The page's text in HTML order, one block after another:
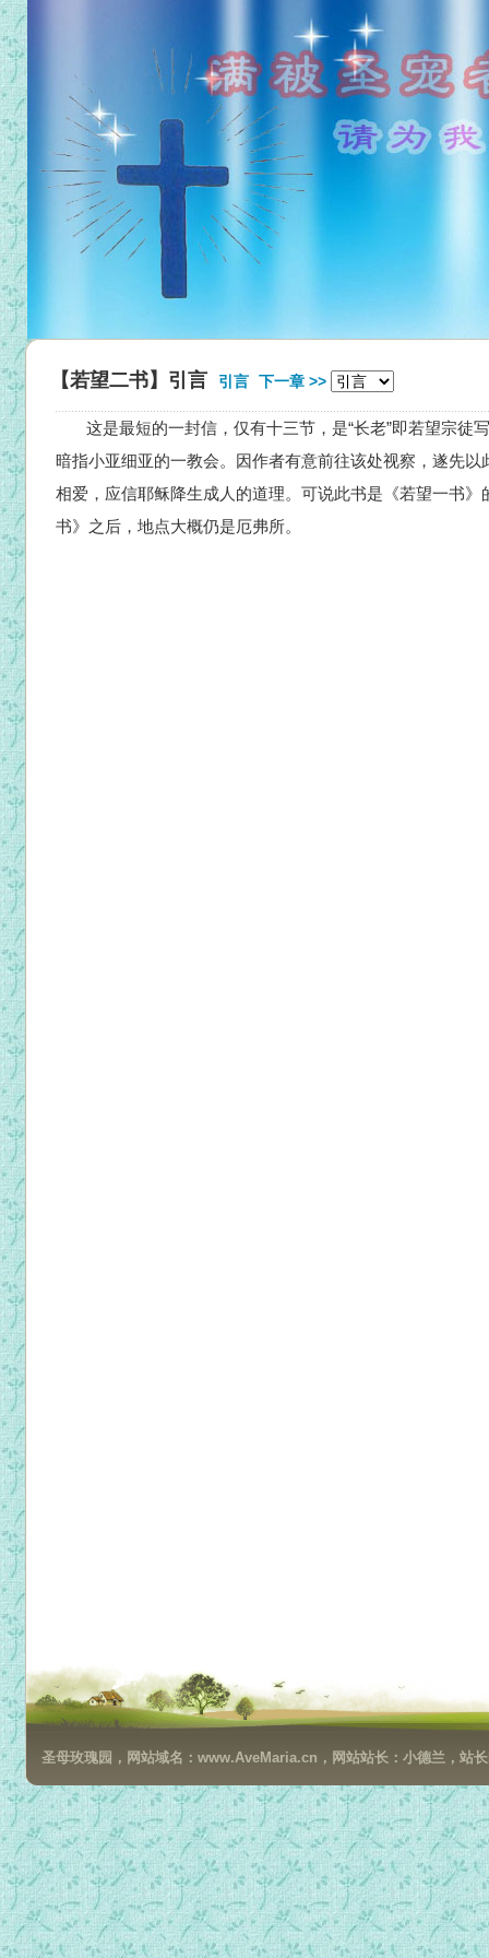
【若望二书】引言 引言 下一章 >>
这是最短的一封信，仅有十三节，是“长老”即若望宗徒
暗指小亚细亚的一教会。因作者有意前往该处视察，遂先
相爱，应信耶稣降生成人的道理。可说此书是《若望一书
书》之后，地点大概仍是厄弗所。
圣母玫瑰园，网站域名：www.AveMaria.cn，网站站长：小德兰，